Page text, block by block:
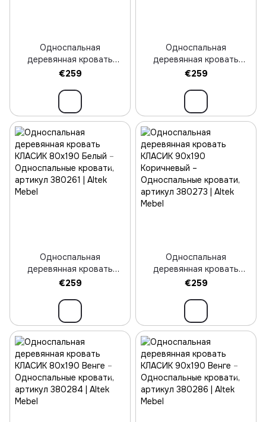
Односпальная
деревянная кровать
КЛАСИК 80х190
€259
Односпальная
деревянная кровать
КЛАСИК 90х200 Белый
€259
Односпальная
деревянная кровать
КЛАСИК 80х190 Белый
€259
Односпальная
деревянная кровать
КЛАСИК 90х190
€259